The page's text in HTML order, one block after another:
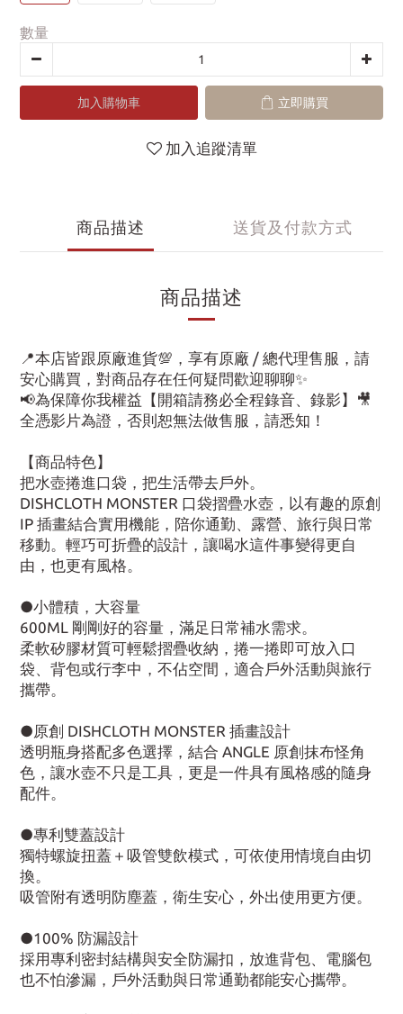
數量
加入購物車 立即購買
加入追蹤清單
商品描述 送貨及付款方式
商品描述
📍本店皆跟原廠進貨💯，享有原廠 / 總代理售服，請
安心購買，對商品存在任何疑問歡迎聊聊✨
📢為保障你我權益【開箱請務必全程錄音、錄影】🎥
全憑影片為證，否則恕無法做售服，請悉知！
【商品特色】
把水壺捲進口袋，把生活帶去戶外。
DISHCLOTH MONSTER 口袋摺疊水壺，以有趣的原創
IP 插畫結合實用機能，陪你通勤、露營、旅行與日常
移動。輕巧可折疊的設計，讓喝水這件事變得更自
由，也更有風格。
●小體積，大容量
600ML 剛剛好的容量，滿足日常補水需求。
柔軟矽膠材質可輕鬆摺疊收納，捲一捲即可放入口
袋、背包或行李中，不佔空間，適合戶外活動與旅行
攜帶。
●原創 DISHCLOTH MONSTER 插畫設計
透明瓶身搭配多色選擇，結合 ANGLE 原創抹布怪角
色，讓水壺不只是工具，更是一件具有風格感的隨身
配件。
●專利雙蓋設計
獨特螺旋扭蓋＋吸管雙飲模式，可依使用情境自由切
換。
吸管附有透明防塵蓋，衛生安心，外出使用更方便。
●100% 防漏設計
採用專利密封結構與安全防漏扣，放進背包、電腦包
也不怕滲漏，戶外活動與日常通勤都能安心攜帶。